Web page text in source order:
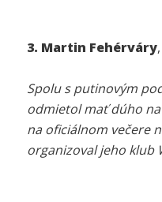
3. Martin Fehérváry
Spolu s putinovým
odmietol mať dúho
na oficiálnom večere
organizoval jeho klub